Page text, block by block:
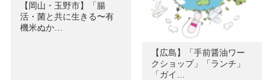
【岡山・玉野市】「腸
活・菌と共に生きる〜有
機米ぬか…
【広島】「手前醤油ワー
クショップ」「ランチ」
「ガイ…